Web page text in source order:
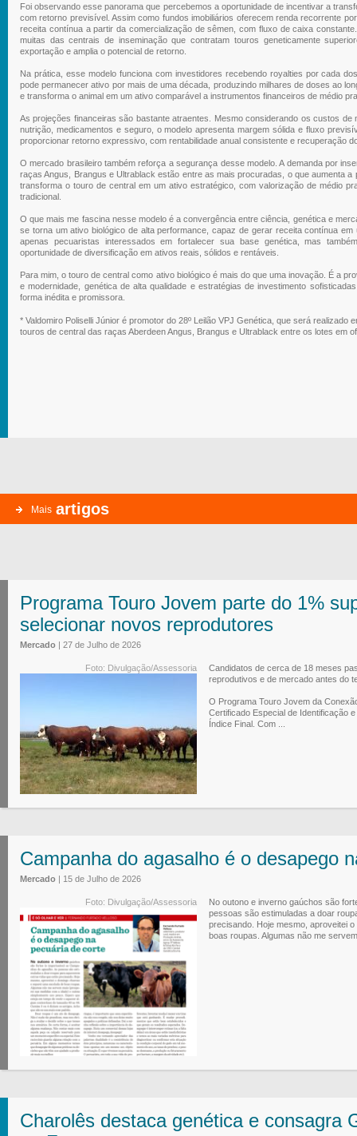
Foi observando esse panorama que percebemos a oportunidade de incentivar a
com retorno previsível. Assim como fundos imobiliários oferecem renda recorrente
receita contínua a partir da comercialização de sêmen, com fluxo de caixa
muitas das centrais de inseminação que contratam touros geneticamente
exportação e amplia o potencial de retorno.
Na prática, esse modelo funciona com investidores recebendo royalties por cada
pode permanecer ativo por mais de uma década, produzindo milhares de doses ao
e transforma o animal em um ativo comparável a instrumentos financeiros de médio
As projeções financeiras são bastante atraentes. Mesmo considerando os custos de
nutrição, medicamentos e seguro, o modelo apresenta margem sólida e fluxo
proporcionar retorno expressivo, com rentabilidade anual consistente e recuperação
O mercado brasileiro também reforça a segurança desse modelo. A demanda por
raças Angus, Brangus e Ultrablack estão entre as mais procuradas, o que aumenta
transforma o touro de central em um ativo estratégico, com valorização de médio
tradicional.
O que mais me fascina nesse modelo é a convergência entre ciência, genética e
se torna um ativo biológico de alta performance, capaz de gerar receita contínua
apenas pecuaristas interessados em fortalecer sua base genética, mas
oportunidade de diversificação em ativos reais, sólidos e rentáveis.
Para mim, o touro de central como ativo biológico é mais do que uma inovação. É a
e modernidade, genética de alta qualidade e estratégias de investimento
forma inédita e promissora.
* Valdomiro Poliselli Júnior é promotor do 28º Leilão VPJ Genética, que será realizado
touros de central das raças Aberdeen Angus, Brangus e Ultrablack entre os lotes em
Mais artigos
Programa Touro Jovem parte do 1%
selecionar novos reprodutores
Mercado | 27 de Julho de 2026
Foto: Divulgação/Assessoria
Candidatos de cerca de 18 meses
reprodutivos e de mercado antes do
O Programa Touro Jovem da
Certificado Especial de Identificação
Índice Final. Com ...
Campanha do agasalho é o desapego
Mercado | 15 de Julho de 2026
Foto: Divulgação/Assessoria
No outono e inverno gaúchos são
pessoas são estimuladas a doar
precisando. Hoje mesmo, aproveitei
boas roupas. Algumas não me
Charolês destaca genética e consagra